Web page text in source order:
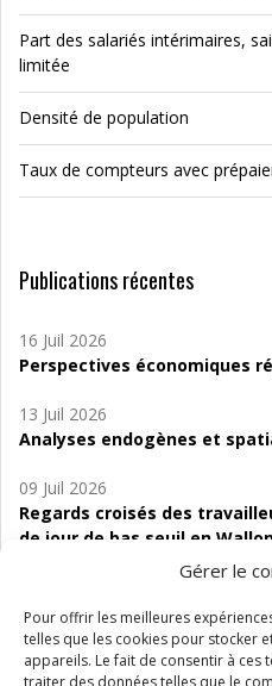
Gérer le
Pour offrir les meilleures
telles que les cookies pour stocker
appareils. Le fait de consentir à
traiter des données telles que le
Part des salariés intérimaires,
limitée
Densité de population
Taux de compteurs avec
Publications récentes
16 Juil 2026
Perspectives économiques
13 Juil 2026
Analyses endogènes et
09 Juil 2026
Regards croisés des
de jour de bas seuil en
06 Juil 2026
Étude d’évaluabilité des
d’accompagnement à